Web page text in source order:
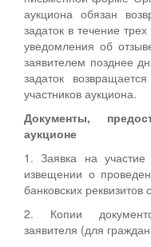
аукциона обязан
задаток в течение
уведомления об
заявителем позднее
задаток
участников аукциона.
Документы,
аукционе
1. Заявка на
извещении о
банковских реквизитов
2. Копии
заявителя (для